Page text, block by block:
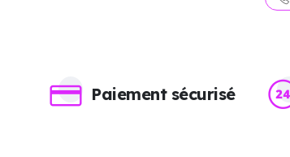
Paiement sécurisé